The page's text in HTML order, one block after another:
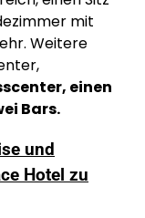
mit
Weitere
einen
Bars.
und
Hotel zu